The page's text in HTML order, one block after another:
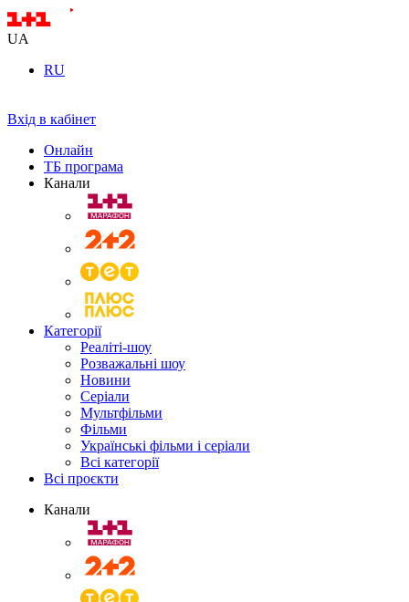
UA
RU
Вхід в кабінет
Онлайн
ТБ програма
Канали
Категорії
Реаліті-шоу
Розважальні шоу
Новини
Серіали
Мультфільми
Фільми
Українські фільми і серіали
Всі категорії
Всі проєкти
Канали